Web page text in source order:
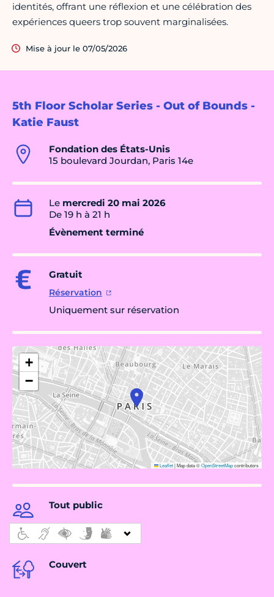
5th Floor Scholar Series - Out of Bounds -
Katie Faust
Fondation des États-Unis
15 boulevard Jourdan, Paris 14e
Le mercredi 20 mai 2026
De 19 h à 21 h
Évènement terminé
Gratuit
Réservation
Uniquement sur réservation
+
−
Leaflet|Map data ©OpenStreetMapcontributors
Tout public
Couvert
identités, offrant une réflexion et une célébration des
expériences queers trop souvent marginalisées.
Mise à jour le 07/05/2026